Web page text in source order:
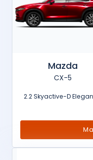
Mazda
CX-5
2.2 Skyactive-D